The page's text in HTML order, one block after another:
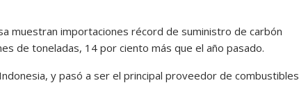
muestran importaciones récord de suministro de carbón
de toneladas, 14 por ciento más que el año pasado.
y pasó a ser el principal proveedor de combustibles